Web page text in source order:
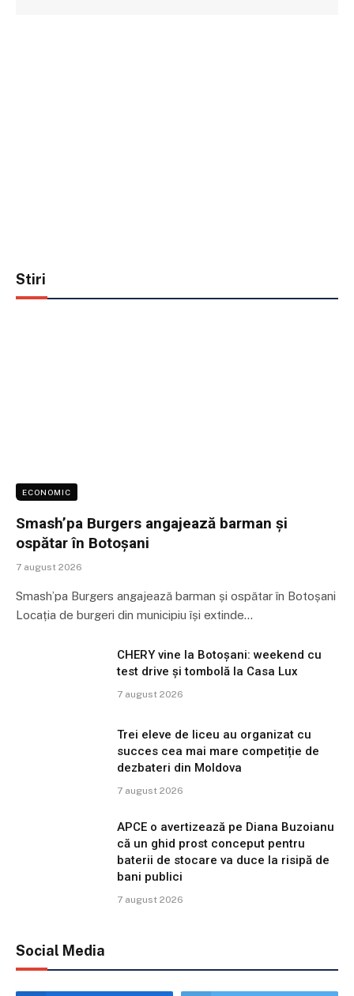
Stiri
ECONOMIC
Smash’pa Burgers angajează barman și
ospătar în Botoșani
7 august 2026
Smash’pa Burgers angajează barman și ospătar în Botoșani
Locația de burgeri din municipiu își extinde…
CHERY vine la Botoșani: weekend cu
test drive și tombolă la Casa Lux
7 august 2026
Trei eleve de liceu au organizat cu
succes cea mai mare competiție de
dezbateri din Moldova
7 august 2026
APCE o avertizează pe Diana Buzoianu
că un ghid prost conceput pentru
baterii de stocare va duce la risipă de
bani publici
7 august 2026
Social Media